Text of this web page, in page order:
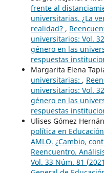
frente al
universitarias. ¿La
realidad? ,
universitarios: Vol.
género en las
respuestas
Margarita Elena
universitarias: ,
universitarios: Vol.
género en las
respuestas
Ulises Gómez
política en
AMLO. ¿Cambio,
Reencuentro.
Vol. 33 Núm. 81